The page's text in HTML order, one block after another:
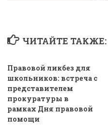
ЧИТАЙТЕ ТАКЖЕ:
Правовой ликбез для
школьников: встреча с
представителем
прокуратуры в
рамках Дня правовой
помощи